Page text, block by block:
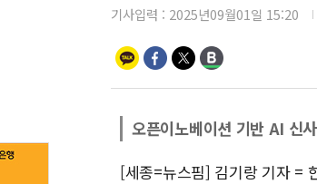
기사입력 : 2025년09월01일 15:20
오픈이노베이션 기반 AI 신
[세종=뉴스핌] 김기랑 기자 =